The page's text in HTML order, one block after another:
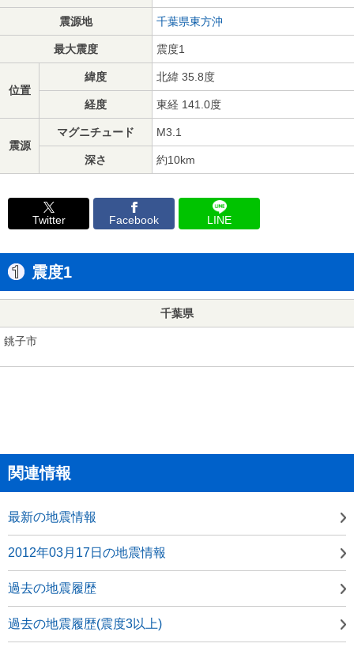
震源地 千葉県東方沖
最大震度 震度1
位置
緯度 北緯 35.8度
経度 東経 141.0度
震源
マグニチュード M3.1
深さ 約10km
Twitter Facebook LINE
震度1
千葉県
銚子市
関連情報
最新の地震情報
2012年03月17日の地震情報
過去の地震履歴
過去の地震履歴(震度3以上)